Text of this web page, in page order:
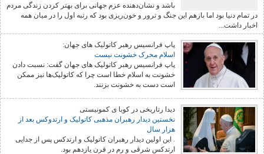
باشد و نشان‌دهنده عزم جهانی برای بهتر کردن زندگی مردم
در تمام دنیا بود اما بازهم این جنگ و ترور و خون‌ریزی بود که رتبه اول را در میان همه
اخبار داشت...
پاپ فرانسیس رهبر کاتولیک های جهان:
اسلام محرک خشونت‌ نیست
پاپ فرانسیس رهبر کاتولیک های جهان گفت: نسبت دادن
خشونت به اسلام خطا است چرا که کاتولیک‌ها نیز ممکن
است دست به خشونت بزنند.
دیدا رتاریخی در کوبا ی کمونیستی
نخستین دیدار رهبران مذهبی کاتولیک و ارتدوکس بعد از
هزار سال
. این اولین دیدار رهبران کاتولیک و ارتدکس پس از جدایی
ارتدکس شرقی و رم در قرن یازدهم بود.